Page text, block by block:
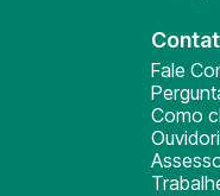
Fale
Como